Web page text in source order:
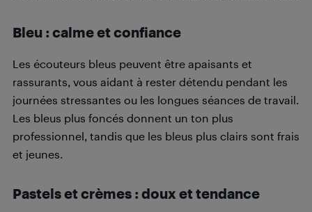
Bleu : calme et confiance
Les écouteurs bleus peuvent être apaisants et
rassurants, vous aidant à rester détendu pendant les
journées stressantes ou les longues séances de travail.
Les bleus plus foncés donnent un ton plus
professionnel, tandis que les bleus plus clairs sont frais
et jeunes.
Pastels et crèmes : doux et tendance